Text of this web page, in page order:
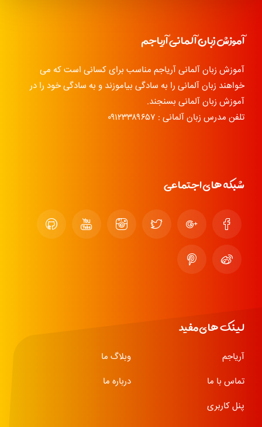
آموزش زبان آلمانی آریاجم
آموزش زبان آلمانی آریاجم مناسب برای کسانی است که می
خواهند زبان آلمانی را به سادگی بیاموزند و به سادگی خود را در
آموزش زبان آلمانی بسنجند.
تلفن مدرس زبان آلمانی : ۰۹۱۲۳۳۸۹۶۵۷
شبکه های اجتماعی
لینک های مفید
آریاجم
وبلاگ ما
تماس با ما
درباره ما
پنل کاربری